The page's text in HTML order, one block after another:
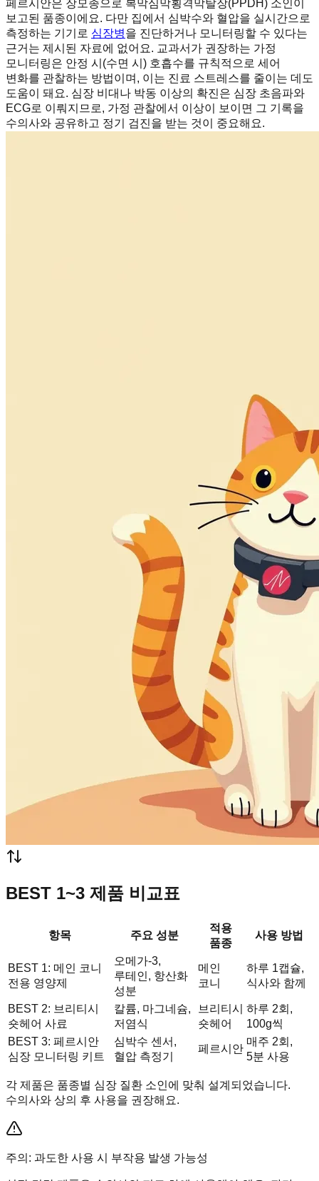
페르시안은 장모종으로 복막심막횡격막탈장(PPDH) 소인이
보고된 품종이에요. 다만 집에서 심박수와 혈압을 실시간으로
측정하는 기기로 심장병을 진단하거나 모니터링할 수 있다는
근거는 제시된 자료에 없어요. 교과서가 권장하는 가정
모니터링은 안정 시(수면 시) 호흡수를 규칙적으로 세어
변화를 관찰하는 방법이며, 이는 진료 스트레스를 줄이는 데도
도움이 돼요. 심장 비대나 박동 이상의 확진은 심장 초음파와
ECG로 이뤄지므로, 가정 관찰에서 이상이 보이면 그 기록을
수의사와 공유하고 정기 검진을 받는 것이 중요해요.
BEST 1~3 제품 비교표
항목 주요 성분
적용
품종
사용 방법
BEST 1: 메인 코니
전용 영양제
오메가-3,
루테인, 항산화
성분
메인
코니
하루 1캡슐,
식사와 함께
BEST 2: 브리티시
숏헤어 사료
칼륨, 마그네슘,
저염식
브리티시
숏헤어
하루 2회,
100g씩
BEST 3: 페르시안
심장 모니터링 키트
심박수 센서,
혈압 측정기
페르시안
매주 2회,
5분 사용
각 제품은 품종별 심장 질환 소인에 맞춰 설계되었습니다.
수의사와 상의 후 사용을 권장해요.
주의: 과도한 사용 시 부작용 발생 가능성